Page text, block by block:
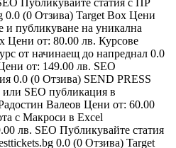
0.0 (0 Отзива) Target Box Цени
и публикуване на уникална
Цени от: 80.00 лв. Курсове
от начинаещ до напреднал 0.0
от: 149.00 лв. SEO
0.0 (0 Отзива) SEND PRESS
SEO публикация в
Валеов Цени от: 60.00
с Макроси в Excel
лв. SEO Публикувайте статия
0.0 (0 Отзива) Target